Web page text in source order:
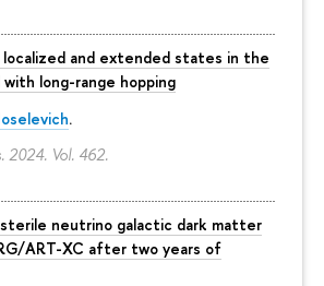
and extended states in the
long-range hopping
.
2024. Vol. 462.
neutrino galactic dark matter
ART-XC after two years of